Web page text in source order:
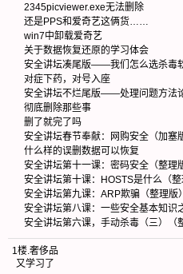
2345picviewer.exe无法删除
还是PPS和爱奇艺这俩货……
win7中卸载爱奇艺
关于数据恢复还原的学习体会
安全讲坛凑尾版——我们怎么选杀毒
对症下药，对号入座
安全讲坛不烂尾版——处理问题方法
彻底删除那些事
删了就完了吗
安全讲坛春节奉献：网购安全（加塞
什么样的误删数据可以恢复
安全讲坛第十一课：密码安全（整理
安全讲坛第十课：HOSTS是什么（整
安全讲坛第九课：ARP欺骗（整理版）
安全讲坛第八课：一些安全基本知识
安全讲坛第六课，手动杀毒（三）（
1楼.奢侈品
又学习了